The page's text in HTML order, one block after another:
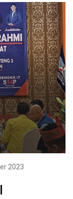
2023